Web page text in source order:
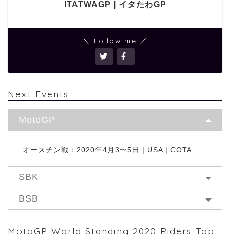
ITATWAGP | イタたわGP
＼ Follow me ／
Next Events
MotoGP
オースチン戦：2020年4月3〜5日 | USA | COTA
SBK
BSB
MotoGP World Standing 2020 Riders Top